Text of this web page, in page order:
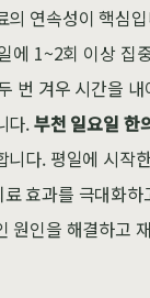
의 연속성이 핵심
에 1~2회 이상 집
번 겨우 시간을
다.부천 일요일 한
니다. 평일에 시작
효과를 극대화
원인을 해결하고